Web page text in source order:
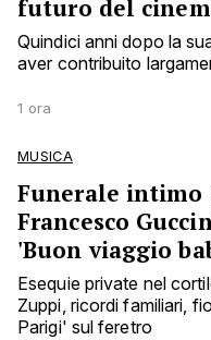
futuro del
Quindici anni dopo la
aver contribuito
1 ora
MUSICA
Funerale intimo
Francesco
'Buon viaggio
Esequie private nel
Zuppi, ricordi familiari,
Parigi' sul feretro